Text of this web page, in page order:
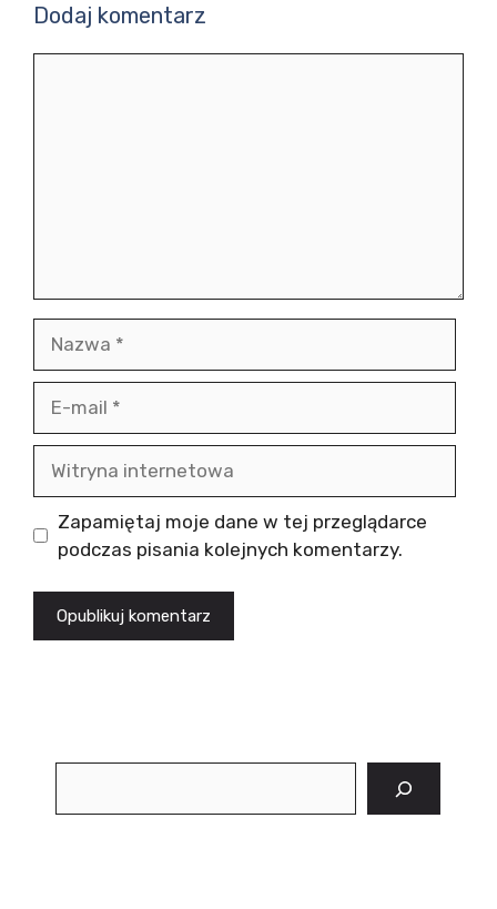
Dodaj komentarz
mail
internetowa
Zapamiętaj moje dane w tej przeglądarce
podczas pisania kolejnych komentarzy.